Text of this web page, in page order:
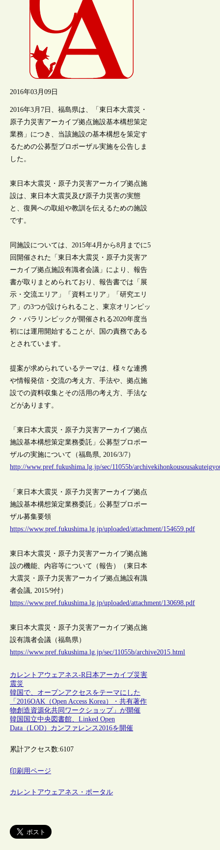
2016年03月09日
2016年3月7日、福島県は、「東日本大震災・
原子力災害アーカイブ拠点施設基本構想策定
業務」につき、当該施設の基本構想を策定す
るための公募型プロポーザル実施を公告しま
した。
東日本大震災・原子力災害アーカイブ拠点施
設は、東日本大震災及び原子力災害の実態
と、復興への取組や教訓を伝えるための施設
です。
同施設については、2015年4月から8月までに5
回開催された「東日本大震災・原子力災害ア
ーカイブ拠点施設有識者会議」により、報告
書が取りまとめられており、報告書では「展
示・交流エリア」「資料エリア」「研究エリ
ア」の3つが設けられること、東京オリンピッ
ク・パラリンピックが開催される2020年度当
初には運用開始することが、国の責務である
とされています。
提案が求められているテーマは、様々な連携
や情報発信・交流の考え方、手法や、拠点施
設での資料収集とその活用の考え方、手法な
どがあります。
「東日本大震災・原子力災害アーカイブ拠点
施設基本構想策定業務委託」公募型プロポー
ザルの実施について（福島県, 2016/3/7）
http://www.pref.fukushima.lg.jp/sec/11055b/
「東日本大震災・原子力災害アーカイブ拠点
施設基本構想策定業務委託」公募型プロポー
ザル募集要領
https://www.pref.fukushima.lg.jp/uploaded/attachment/154659.pdf
東日本大震災・原子力災害アーカイブ拠点施
設の機能、内容等について（報告）（東日本
大震災・原子力災害アーカイブ拠点施設有識
者会議, 2015/9付）
https://www.pref.fukushima.lg.jp/uploaded/attachment/130698.pdf
東日本大震災・原子力災害アーカイブ拠点施
設有識者会議（福島県）
https://www.pref.fukushima.lg.jp/sec/11055b/archive2015.html
カレントアウェアネス-R日本アーカイブ災害
震災
韓国で、オープンアクセスをテーマにした
「2016OAK（Open Access Korea）・共有著作
物創造資源化共同ワークショップ」が開催
韓国国立中央図書館、Linked Open
Data（LOD）カンファレンス2016を開催
累計アクセス数:6107
印刷用ページ
カレントアウェアネス・ポータル